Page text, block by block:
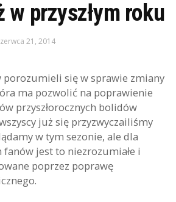
w przyszłym roku
21, 2014
porozumieli się w sprawie zmiany
ma pozwolić na poprawienie
przyszłorocznych bolidów
już się przyzwyczailiśmy
w tym sezonie, ale dla
jest to niezrozumiałe i
poprzez poprawę